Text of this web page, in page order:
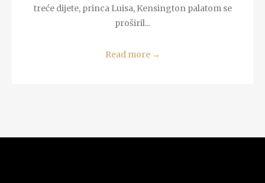
treće dijete, princa Luisa, Kensington palatom se
proširil...
Read more →